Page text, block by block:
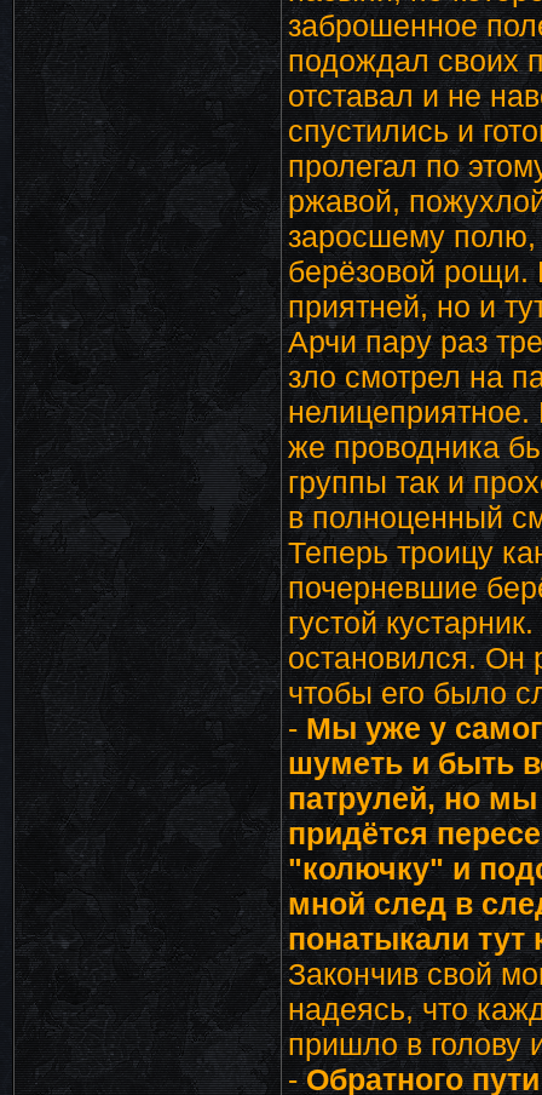
заброшенное
подождал своих
отставал и не
спустились и
пролегал по
ржавой,
заросшему полю,
берёзовой рощи.
приятней, но и
Арчи пару раз
зло смотрел на
же проводника
группы так и
в полноценный
Теперь троицу
почерневшие
густой
остановился. Он
чтобы его было
- Мы уже у
шуметь и быть
патрулей, но
придётся
"колючку" и
мной след в
понатыкали тут
Закончив свой
надеясь, что
пришло в голову
-Обратного